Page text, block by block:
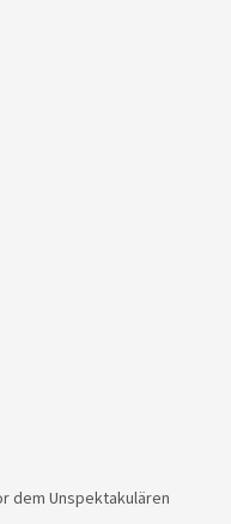
dem Unspektakulären